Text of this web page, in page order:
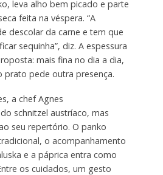
leva alho bem picado e parte
feita na véspera. “A
descolar da carne e tem que
sequinha”, diz. A espessura
mais fina no dia a dia,
prato pede outra presença.
a chef Agnes
schnitzel austríaco, mas
seu repertório. O panko
o acompanhamento
e a páprica entra como
os cuidados, um gesto